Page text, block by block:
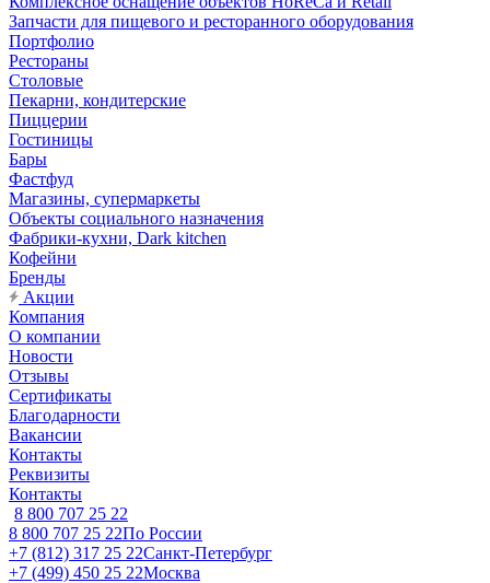
Запчасти для пищевого и ресторанного оборудования
Портфолио
Рестораны
Столовые
Пекарни, кондитерские
Пиццерии
Гостиницы
Бары
Фастфуд
Магазины, супермаркеты
Объекты социального назначения
Фабрики-кухни, Dark kitchen
Кофейни
Бренды
Акции
Компания
О компании
Новости
Отзывы
Сертификаты
Благодарности
Вакансии
Контакты
Реквизиты
Контакты
8 800 707 25 22
8 800 707 25 22По России
+7 (812) 317 25 22Санкт-Петербург
+7 (499) 450 25 22Москва